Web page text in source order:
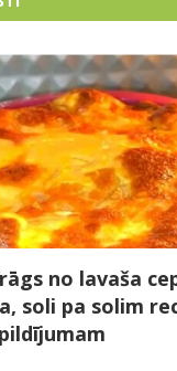
no lavaša
soli pa solim